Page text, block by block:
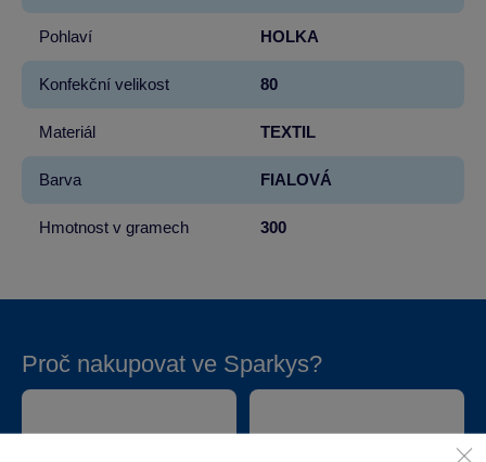
Pohlaví HOLKA
Konfekční velikost 80
Materiál TEXTIL
Barva FIALOVÁ
Hmotnost v gramech 300
Proč nakupovat ve Sparkys?